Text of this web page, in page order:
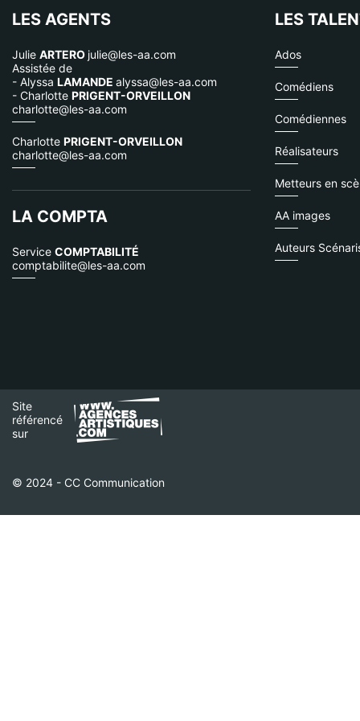
LES AGENTS
Julie ARTERO julie@les-aa.com
Assistée de
- Alyssa LAMANDE alyssa@les-aa.com
- Charlotte PRIGENT-ORVEILLON
charlotte@les-aa.com
Charlotte PRIGENT-ORVEILLON
charlotte@les-aa.com
LA COMPTA
Service COMPTABILITÉ
comptabilite@les-aa.com
LES
Ados
Comédiens
Comédiennes
Réalisateurs
Metteurs en
AA images
Auteurs
Site
référencé
sur
© 2024 - CC Communication